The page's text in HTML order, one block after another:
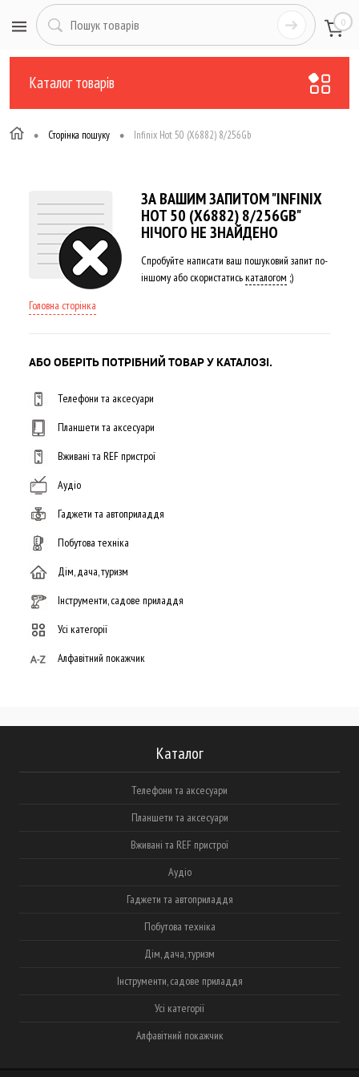
0
Каталог товарів
• Сторінка пошуку • Infinix Hot 50 (X6882) 8/256Gb
ЗА ВАШИМ ЗАПИТОМ "INFINIX
HOT 50 (X6882) 8/256GB"
НІЧОГО НЕ ЗНАЙДЕНО
Спробуйте написати ваш пошуковий запит по-
іншому або скористатиськаталогом ;)
Головна сторінка
АБО ОБЕРІТЬ ПОТРІБНИЙ ТОВАР У КАТАЛОЗІ.
Телефони та аксесуари
Планшети та аксесуари
Вживані та REF пристрої
Аудіо
Гаджети та автоприладдя
Побутова техніка
Дім, дача, туризм
Інструменти, садове приладдя
Усі категорії
Алфавітний покажчик
Каталог
Телефони та аксесуари
Планшети та аксесуари
Вживані та REF пристрої
Аудіо
Гаджети та автоприладдя
Побутова техніка
Дім, дача, туризм
Інструменти, садове приладдя
Усі категорії
Алфавітний покажчик